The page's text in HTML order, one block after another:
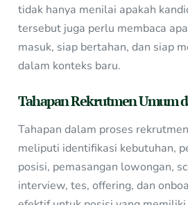
tidak hanya menilai apakah
tersebut juga perlu membaca
masuk, siap bertahan, dan siap
dalam konteks baru.
Tahapan Rekrutmen Umum
Tahapan dalam proses
meliputi identifikasi kebutuhan,
posisi, pemasangan lowongan,
interview, tes, offering, dan